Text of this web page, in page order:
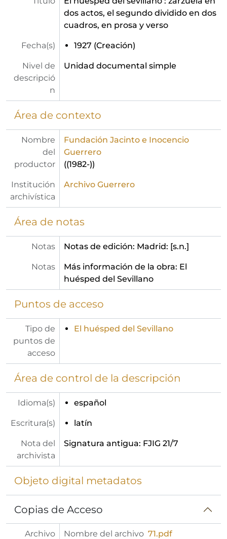
dos actos, el segundo dividido en dos
cuadros, en prosa y verso
Fecha(s) 1927 (Creación)
Nivel de
descripció
n
Unidad documental simple
Área de contexto
Nombre
del
productor
Fundación Jacinto e Inocencio
Guerrero
((1982-))
Institución
archivística
Archivo Guerrero
Área de notas
Notas Notas de edición: Madrid: [s.n.]
Notas
Más información de la obra: El
huésped del Sevillano
Puntos de acceso
Tipo de
puntos de
acceso
El huésped del Sevillano
Área de control de la descripción
Idioma(s) español
Escritura(s) latín
Nota del
archivista
Signatura antigua: FJIG 21/7
Objeto digital metadatos
Copias de Acceso
Archivo
Nombre del archivo 71.pdf